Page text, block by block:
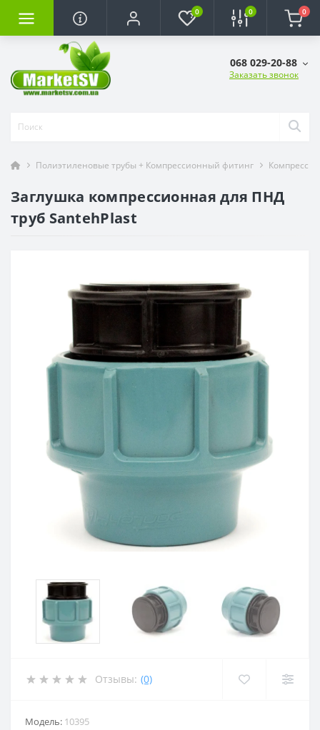
0 0 0
068 029-20-88
Заказать звонок
Полиэтиленовые трубы + Компрессионный фитинг
Заглушка компрессионная для ПНД
труб SantehPlast
Отзывы: (0)
Модель: 10395